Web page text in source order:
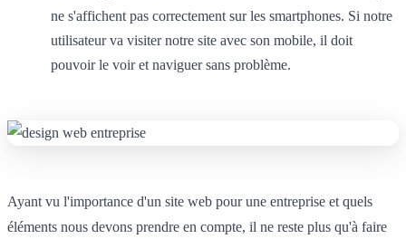
ne s'affichent pas correctement sur les smartphones. Si notre
utilisateur va visiter notre site avec son mobile, il doit
pouvoir le voir et naviguer sans problème.
Ayant vu l'importance d'un site web pour une entreprise et quels
éléments nous devons prendre en compte, il ne reste plus qu'à faire